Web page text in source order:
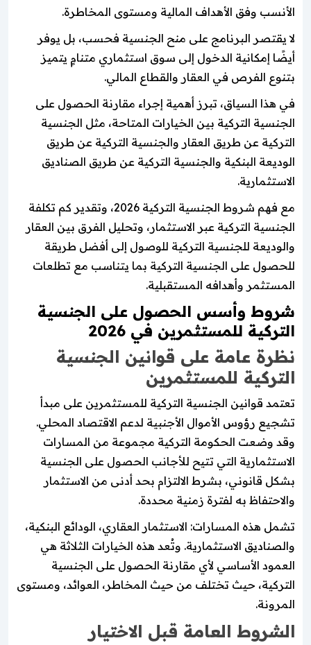
الأنسب وفق الأهداف المالية ومستوى المخاطرة.
لا يقتصر البرنامج على منح الجنسية فحسب، بل يوفر
أيضًا إمكانية الدخول إلى سوق استثماري متنامٍ يتميز
بتنوع الفرص في العقار والقطاع المالي.
في هذا السياق، تبرز أهمية إجراء مقارنة الحصول على
الجنسية التركية بين الخيارات المتاحة، مثل الجنسية
التركية عن طريق العقار والجنسية التركية عن طريق
الوديعة البنكية والجنسية التركية عن طريق الصناديق
الاستثمارية.
مع فهم شروط الجنسية التركية 2026، وتقدير كم تكلفة
الجنسية التركية عبر الاستثمار، وتحليل الفرق بين العقار
والوديعة للجنسية التركية للوصول إلى أفضل طريقة
للحصول على الجنسية التركية بما يتناسب مع تطلعات
المستثمر وأهدافه المستقبلية.
شروط وأسس الحصول على الجنسية
التركية للمستثمرين في 2026
نظرة عامة على قوانين الجنسية
التركية للمستثمرين
تعتمد قوانين الجنسية التركية للمستثمرين على مبدأ
تشجيع رؤوس الأموال الأجنبية لدعم الاقتصاد المحلي.
وقد وضعت الحكومة التركية مجموعة من المسارات
الاستثمارية التي تتيح للأجانب الحصول على الجنسية
بشكل قانوني، بشرط الالتزام بحد أدنى من الاستثمار
والاحتفاظ به لفترة زمنية محددة.
تشمل هذه المسارات: الاستثمار العقاري، الودائع البنكية،
والصناديق الاستثمارية. وتُعد هذه الخيارات الثلاثة هي
العمود الأساسي لأي مقارنة الحصول على الجنسية
التركية، حيث تختلف من حيث المخاطر، العوائد، ومستوى
المرونة.
الشروط العامة قبل الاختيار